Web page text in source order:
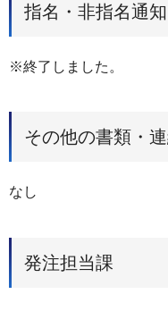
指名・非指名通
※終了しました。
その他の書類・
なし
発注担当課